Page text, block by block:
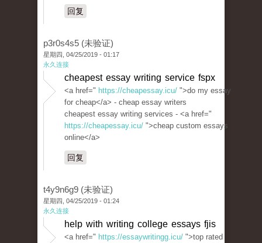
回复
p3r0s4s5 (未验证)
星期四, 04/25/2019 - 01:17
永久连接
cheapest essay writing service fspx
<a href=" https://cheapessay.icu/ ">do my essay
for cheap</a> - cheap essay writers
cheapest essay writing services - <a href="
https://cheapessay.icu/ ">cheap custom essays
online</a>
回复
t4y9n6g9 (未验证)
星期四, 04/25/2019 - 01:24
永久连接
help with writing college essays fjis
<a href=" https://essaywritingg.icu/ ">top rated